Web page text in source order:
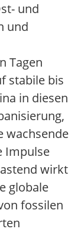
und
und
Tagen
stabile bis
in diesen
wachsende
Impulse
wirkt
globale
fossilen